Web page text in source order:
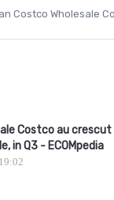
Costco Wholesale
Costco au
in Q3 - ECOMpedia